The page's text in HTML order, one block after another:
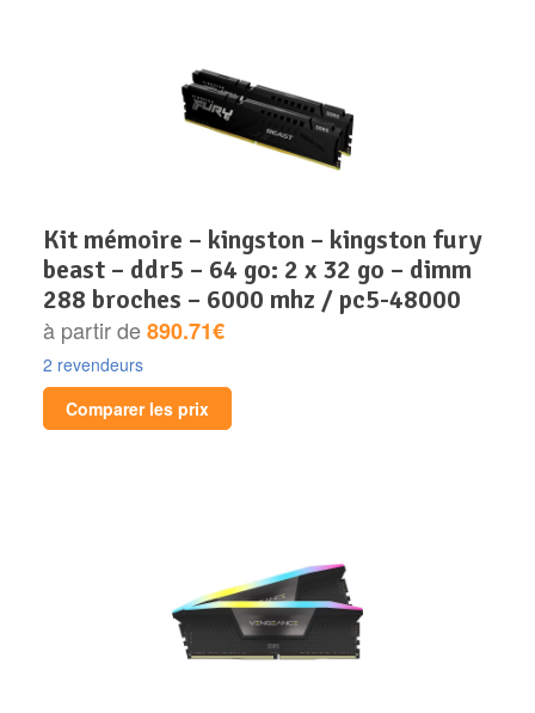
kit mémoire – kingston – kingston fury
beast – ddr5 – 64 go: 2 x 32 go – dimm
288 broches – 6000 mhz / pc5-48000
à partir de890.71€
2 revendeurs
Comparer les prix